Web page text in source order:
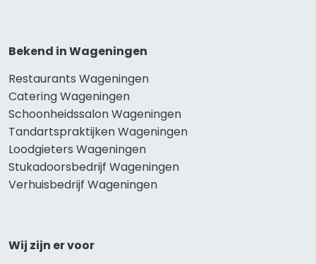
Bekend in Wageningen
Restaurants Wageningen
Catering Wageningen
Schoonheidssalon Wageningen
Tandartspraktijken Wageningen
Loodgieters Wageningen
Stukadoorsbedrijf Wageningen
Verhuisbedrijf Wageningen
Wij zijn er voor